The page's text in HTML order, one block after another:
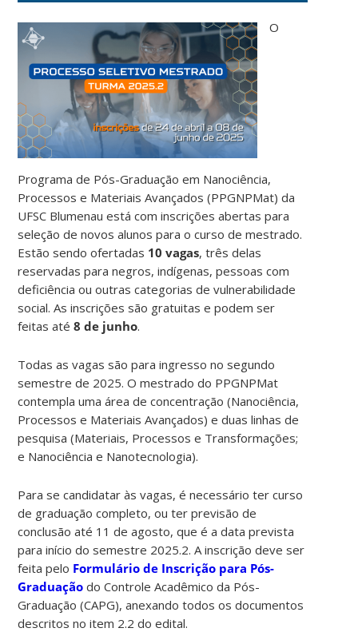
O
Programa de Pós-Graduação em Nanociência,
Processos e Materiais Avançados (PPGNPMat) da
UFSC Blumenau está com inscrições abertas para
seleção de novos alunos para o curso de mestrado.
Estão sendo ofertadas 10 vagas, três delas
reservadas para negros, indígenas, pessoas com
deficiência ou outras categorias de vulnerabilidade
social. As inscrições são gratuitas e podem ser
feitas até8 de junho.
Todas as vagas são para ingresso no segundo
semestre de 2025. O mestrado do PPGNPMat
contempla uma área de concentração (Nanociência,
Processos e Materiais Avançados) e duas linhas de
pesquisa (Materiais, Processos e Transformações;
e Nanociência e Nanotecnologia).
Para se candidatar às vagas, é necessário ter curso
de graduação completo, ou ter previsão de
conclusão até 11 de agosto, que é a data prevista
para início do semestre 2025.2. A inscrição deve ser
feita pelo Formulário de Inscrição para Pós-
Graduação do Controle Acadêmico da Pós-
Graduação (CAPG), anexando todos os documentos
descritos no item 2.2 do edital.